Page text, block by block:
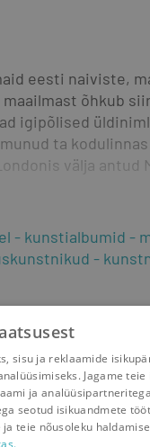
eesti naiviste,
õhkub
igipõlised
ta
välja antud
kunstialbumid
sisu ja reklaamide
Jagame
ja
seotud isikuandmete
teie nõusoleku